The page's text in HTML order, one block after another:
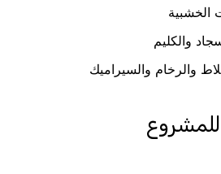
الخشبية
والكليم
والرخام والسيراميك
للمشروع